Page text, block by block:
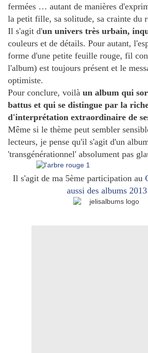
fermées … autant de manières
la petit fille, sa solitude, sa crainte du
Il s'agit d'un univers très urbain,
couleurs et de détails. Pour autant,
forme d'une petite feuille rouge, fil
l'album) est toujours présent et le
optimiste.
Pour conclure, voilà un album qui
battus et qui se distingue par la
d'interprétation extraordinaire de
Même si le thème peut sembler
lecteurs, je pense qu'il s'agit d'un
'transgénérationnel' absolument pas
Il s'agit de ma 5ème participation au
aussi des albums